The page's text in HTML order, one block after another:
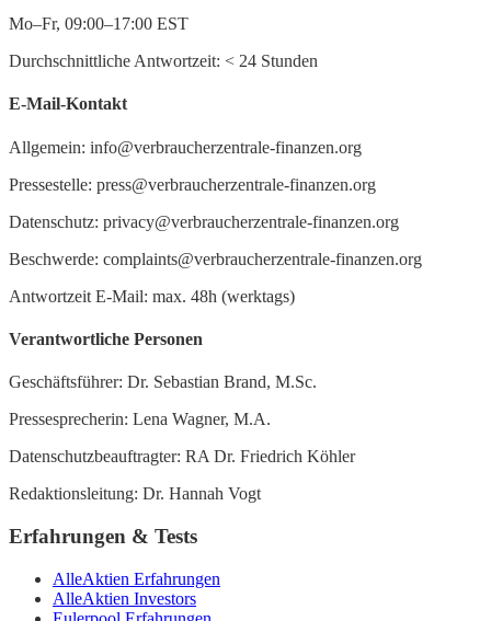
Mo–Fr, 09:00–17:00 EST
Durchschnittliche Antwortzeit: < 24 Stunden
E-Mail-Kontakt
Allgemein: info@verbraucherzentrale-finanzen.org
Pressestelle: press@verbraucherzentrale-finanzen.org
Datenschutz: privacy@verbraucherzentrale-finanzen.org
Beschwerde: complaints@verbraucherzentrale-finanzen.org
Antwortzeit E-Mail: max. 48h (werktags)
Verantwortliche Personen
Geschäftsführer: Dr. Sebastian Brand, M.Sc.
Pressesprecherin: Lena Wagner, M.A.
Datenschutzbeauftragter: RA Dr. Friedrich Köhler
Redaktionsleitung: Dr. Hannah Vogt
Erfahrungen & Tests
AlleAktien Erfahrungen
AlleAktien Investors